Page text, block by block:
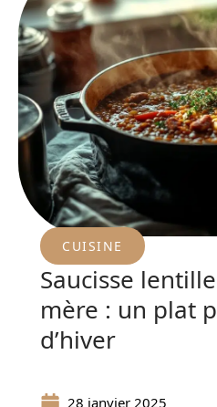
CUISINE
Saucisse
mère : un plat
d’hiver
28 janvier 2025